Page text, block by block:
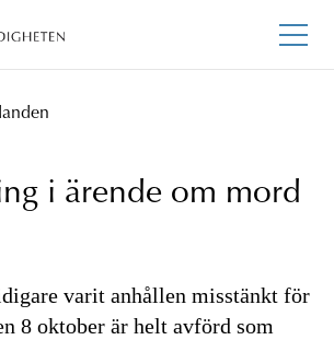
i ärende om mord
varit anhållen misstänkt för
8 oktober är helt avförd som